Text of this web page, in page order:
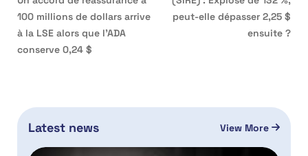
100 millions de dollars arrive
à la LSE alors que l’ADA
conserve 0,24 $
peut-elle dépasser 2,25 $
ensuite ?
Latest news View More